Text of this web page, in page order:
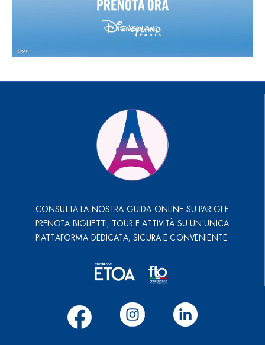
CONSULTA LA NOSTRA GUIDA ONLINE SU PARIGI E
PRENOTA BIGLIETTI, TOUR E ATTIVITÀ SU UN'UNICA
PIATTAFORMA DEDICATA, SICURA E CONVENIENTE.